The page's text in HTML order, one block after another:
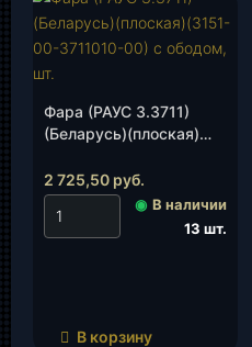
Фара (РАУС 3.3711)
(Беларусь)(плоская)
ободом, шт.
2 725,50 руб.
◉ В наличии
13 шт.
В корзину